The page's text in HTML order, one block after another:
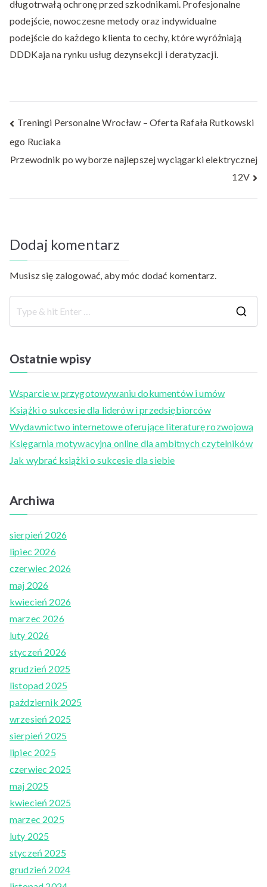
długotrwałą ochronę przed szkodnikami. Profesjonalne
podejście, nowoczesne metody oraz indywidualne
podejście do każdego klienta to cechy, które wyróżniają
DDDKaja na rynku usług dezynsekcji i deratyzacji.
Nawigacja
wpisu
Treningi Personalne Wrocław – Oferta Rafała Rutkowski
ego Ruciaka
Przewodnik po wyborze najlepszej wyciągarki elektrycznej
12V
Dodaj komentarz
Musisz się zalogować , aby móc dodać komentarz.
Ostatnie wpisy
Wsparcie w przygotowywaniu dokumentów i umów
Książki o sukcesie dla liderów i przedsiębiorców
Wydawnictwo internetowe oferujące literaturę rozwojową
Księgarnia motywacyjna online dla ambitnych czytelników
Jak wybrać książki o sukcesie dla siebie
Archiwa
sierpień 2026
lipiec 2026
czerwiec 2026
maj 2026
kwiecień 2026
marzec 2026
luty 2026
styczeń 2026
grudzień 2025
listopad 2025
październik 2025
wrzesień 2025
sierpień 2025
lipiec 2025
czerwiec 2025
maj 2025
kwiecień 2025
marzec 2025
luty 2025
styczeń 2025
grudzień 2024